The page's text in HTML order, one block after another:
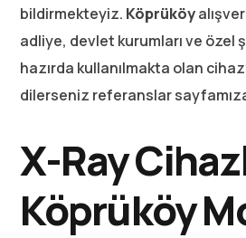
bildirmekteyiz. Köprüköy
adliye, devlet kurumları ve özel
hazırda kullanılmakta olan
dilerseniz referanslar
X-Ray
Köprüköy